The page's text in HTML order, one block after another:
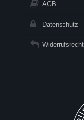
AGB
Datenschutz
Widerrufsrecht